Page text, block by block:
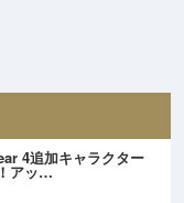
4追加キャラクター
アッ…